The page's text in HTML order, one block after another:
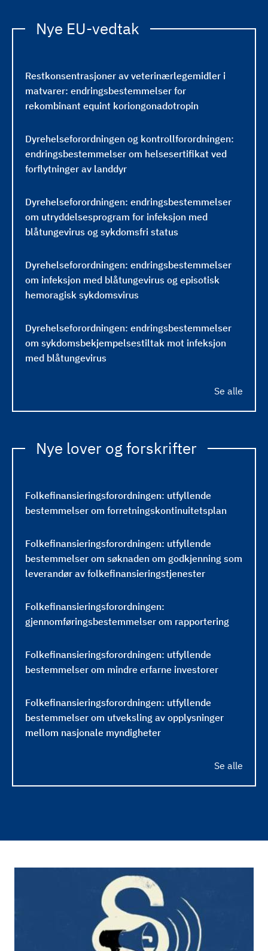
Nye EU-vedtak
Restkonsentrasjoner av veterinærlegemidler i
matvarer: endringsbestemmelser for
rekombinant equint koriongonadotropin
Dyrehelseforordningen og kontrollforordningen:
endringsbestemmelser om helsesertifikat ved
forflytninger av landdyr
Dyrehelseforordningen: endringsbestemmelser
om utryddelsesprogram for infeksjon med
blåtungevirus og sykdomsfri status
Dyrehelseforordningen: endringsbestemmelser
om infeksjon med blåtungevirus og episotisk
hemoragisk sykdomsvirus
Dyrehelseforordningen: endringsbestemmelser
om sykdomsbekjempelsestiltak mot infeksjon
med blåtungevirus
Se alle
Nye lover og forskrifter
Folkefinansieringsforordningen: utfyllende
bestemmelser om forretningskontinuitetsplan
Folkefinansieringsforordningen: utfyllende
bestemmelser om søknaden om godkjenning som
leverandør av folkefinansieringstjenester
Folkefinansieringsforordningen:
gjennomføringsbestemmelser om rapportering
Folkefinansieringsforordningen: utfyllende
bestemmelser om mindre erfarne investorer
Folkefinansieringsforordningen: utfyllende
bestemmelser om utveksling av opplysninger
mellom nasjonale myndigheter
Se alle